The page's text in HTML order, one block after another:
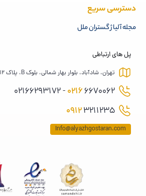
دسترسی سریع
مجله آلیاژ گستران ملل
پل های ارتباطی
تهران، شادآباد، بلوار بهار شمالی، بلوک B، پلاک 12
02166670062 - 02166293172
09123211235
Info@alyazhgostaran.com